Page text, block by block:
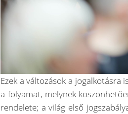
Ezek a változások a
a folyamat, melynek
rendelete; a világ első